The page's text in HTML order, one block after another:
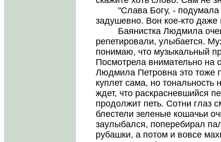
"Слава Богу, - подумала
задушевно. Вон кое-кто даже
Баянистка Людмила
репетировали, улыбается.
понимаю, что музыкальный
Посмотрела внимательно на
Людмила Петровна это тоже
куплет сама, но тональность
ждет, что раскрасневшийся
продолжит петь. Сотни глаз
блестели зеленые кошачьи
заулыбался, поперебирал
рубашки, а потом и вовсе